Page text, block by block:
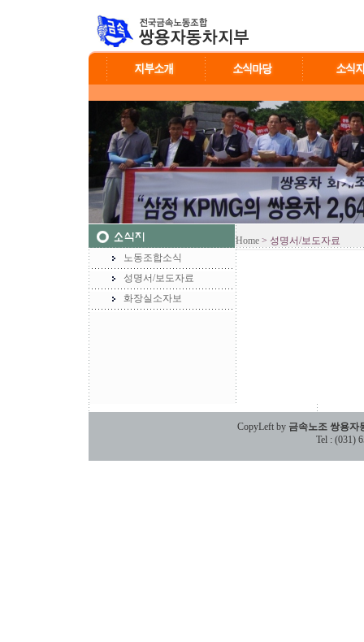
노동조합소식
성명서/보도자료
화장실소자보
Home > 성명서/보도자료
CopyLeft by 금속노조 쌍용자
Tel : (031)